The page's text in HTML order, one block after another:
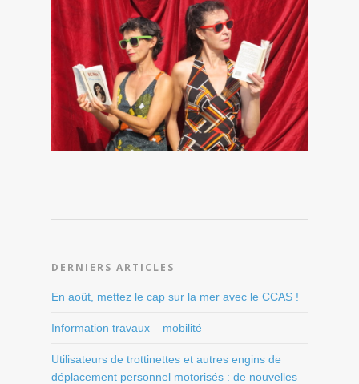
DERNIERS ARTICLES
En août, mettez le cap sur la mer avec le CCAS !
Information travaux – mobilité
Utilisateurs de trottinettes et autres engins de
déplacement personnel motorisés : de nouvelles